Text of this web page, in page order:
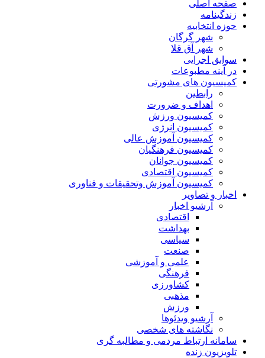
صفحه اصلی
زندگینامه
حوزه انتخابیه
شهر گرگان
شهر آق قلا
سوابق اجرایی
در آینه مطبوعات
کمیسیون های مشورتی
رابطین
اهداف و ضرورت
کمیسیون ورزش
کمیسیون انرژی
کمیسیون آموزش عالی
کمیسیون فرهنگیان
کمیسیون جوانان
کمیسیون اقتصادی
کمیسیون آموزش وتحقیقات و فناوری
اخبار و تصاویر
آرشیو اخبار
اقتصادی
بهداشت
سیاسی
صنعت
علمی و آموزشی
فرهنگی
کشاورزی
مذهبی
ورزش
آرشیو ویدئوها
نگاشته های شخصی
سامانه ارتباط مردمی و مطالبه گری
تلویزیون زنده